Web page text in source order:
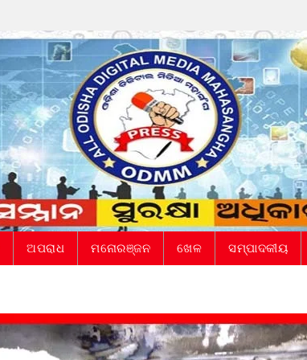
ଅପରାଧ ମନୋରଞ୍ଜନ ଖେଳ ସମ୍ପାଦକୀୟ